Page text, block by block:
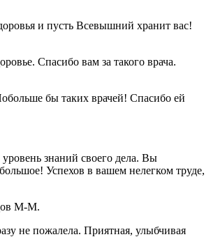
и пусть Всевышний хранит вас!
Спасибо вам за такого врача.
бы таких врачей! Спасибо ей
знаний своего дела. Вы
Успехов в вашем нелегком труде,
М-М.
не пожалела. Приятная, улыбчивая